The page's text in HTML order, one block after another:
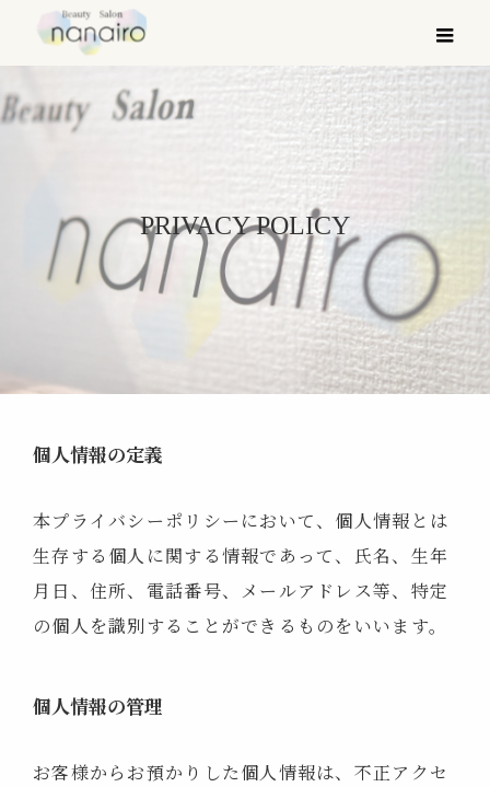
PRIVACY POLICY
個人情報の定義
本プライバシーポリシーにおいて、個人情報とは
生存する個人に関する情報であって、氏名、生年
月日、住所、電話番号、メールアドレス等、特定
の個人を識別することができるものをいいます。
個人情報の管理
お客様からお預かりした個人情報は、不正アクセ